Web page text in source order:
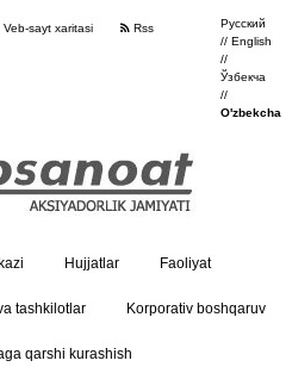
Veb-sayt xaritasi Rss
Русский
//English
//
Ўзбекча
//
O'zbekcha
Hujjatlar Faoliyat
tashkilotlar Korporativ boshqaruv
qarshi kurashish